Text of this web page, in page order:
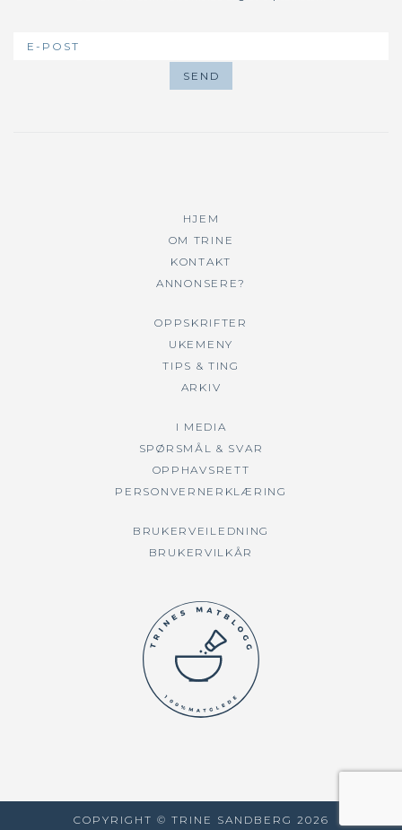
HJEM
OM TRINE
KONTAKT
ANNONSERE?
OPPSKRIFTER
UKEMENY
TIPS & TING
ARKIV
I MEDIA
SPØRSMÅL & SVAR
OPPHAVSRETT
PERSONVERNERKLÆRING
BRUKERVEILEDNING
BRUKERVILKÅR
COPYRIGHT © TRINE SANDBERG 2026